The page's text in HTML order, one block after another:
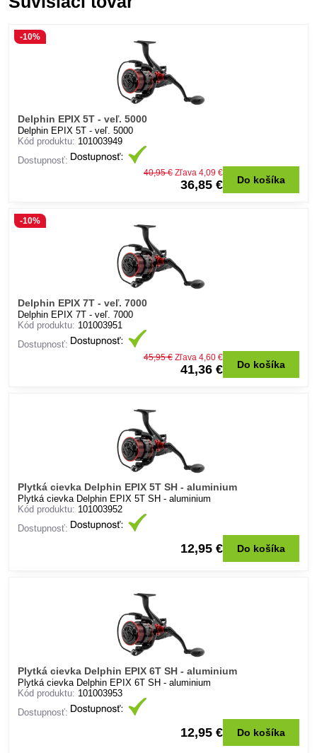
Delphin EPIX 5T - veľ. 5000
-10%
Delphin EPIX 5T - veľ. 5000
Kód produktu: 101003949
Dostupnosť:
36,85 €
40,95 € Zľava 4,09 €
Do košíka
Delphin EPIX 7T - veľ. 7000
-10%
Delphin EPIX 7T - veľ. 7000
Kód produktu: 101003951
Dostupnosť:
41,36 €
45,95 € Zľava 4,60 €
Do košíka
Plytká cievka Delphin EPIX 5T SH - aluminium
Plytká cievka Delphin EPIX 5T SH - aluminium
Kód produktu: 101003952
Dostupnosť:
12,95 € Do košíka
Plytká cievka Delphin EPIX 6T SH - aluminium
Plytká cievka Delphin EPIX 6T SH - aluminium
Kód produktu: 101003953
Dostupnosť:
12,95 € Do košíka